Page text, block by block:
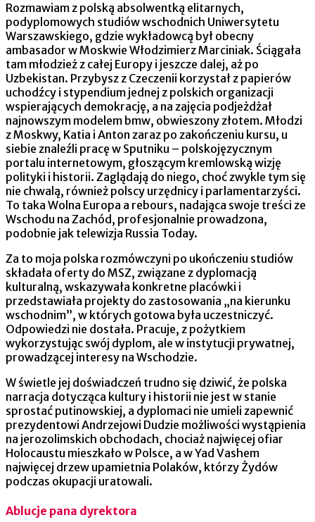
Rozmawiam z polską absolwentką elitarnych,
podyplomowych studiów wschodnich Uniwersytetu
Warszawskiego, gdzie wykładowcą był obecny
ambasador w Moskwie Włodzimierz Marciniak. Ściągała
tam młodzież z całej Europy i jeszcze dalej, aż po
Uzbekistan. Przybysz z Czeczenii korzystał z papierów
uchodźcy i stypendium jednej z polskich organizacji
wspierających demokrację, a na zajęcia podjeżdżał
najnowszym modelem bmw, obwieszony złotem. Młodzi
z Moskwy, Katia i Anton zaraz po zakończeniu kursu, u
siebie znaleźli pracę w Sputniku – polskojęzycznym
portalu internetowym, głoszącym kremlowską wizję
polityki i historii. Zaglądają do niego, choć zwykle tym się
nie chwalą, również polscy urzędnicy i parlamentarzyści.
To taka Wolna Europa a rebours, nadająca swoje treści ze
Wschodu na Zachód, profesjonalnie prowadzona,
podobnie jak telewizja Russia Today.
Za to moja polska rozmówczyni po ukończeniu studiów
składała oferty do MSZ, związane z dyplomacją
kulturalną, wskazywała konkretne placówki i
przedstawiała projekty do zastosowania „na kierunku
wschodnim”, w których gotowa była uczestniczyć.
Odpowiedzi nie dostała. Pracuje, z pożytkiem
wykorzystując swój dyplom, ale w instytucji prywatnej,
prowadzącej interesy na Wschodzie.
W świetle jej doświadczeń trudno się dziwić, że polska
narracja dotycząca kultury i historii nie jest w stanie
sprostać putinowskiej, a dyplomaci nie umieli zapewnić
prezydentowi Andrzejowi Dudzie możliwości wystąpienia
na jerozolimskich obchodach, chociaż najwięcej ofiar
Holocaustu mieszkało w Polsce, a w Yad Vashem
najwięcej drzew upamietnia Polaków, którzy Żydów
podczas okupacji uratowali.
Ablucje pana dyrektora